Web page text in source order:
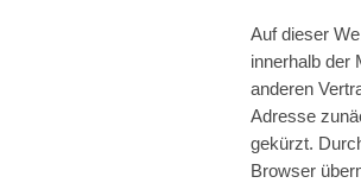
Auf dieser
innerhalb der
anderen
Adresse
gekürzt.
Browser